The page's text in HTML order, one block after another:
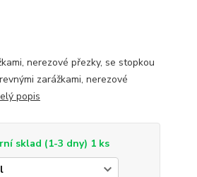
nerezové přezky, se stopkou
zarážkami, nerezové
popis
sklad (1-3 dny) 1 ks